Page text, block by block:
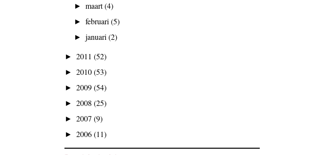
►maart(4)
►februari(5)
►januari(2)
► 2011 (52)
► 2010(53)
► 2009(54)
► 2008 (25)
► 2007 (9)
► 2006(11)